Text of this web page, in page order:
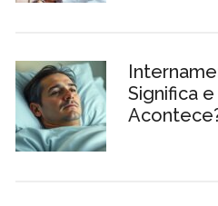
Significa